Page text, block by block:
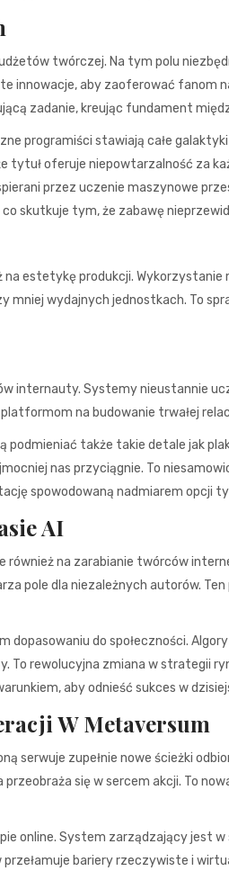
twórczej. Na tym polu
aby zaoferować fanom
zadanie, kreując fundament
programiści stawiają całe
tytuł oferuje niepowtarzalność za
przez uczenie maszynowe
skutkuje tym, że zabawę
na estetykę produkcji.
wydajnych jednostkach. To
internauty. Systemy nieustannie
na budowanie trwałej
podmieniać także takie detale jak
nas przyciągnie. To
spowodowaną nadmiarem opcji
AI
również na zarabianie twórców
pole dla niezależnych autorów.
do społeczności.
rewolucyjna zmiana w strategii
aby odnieść sukces w
W Metaversum
serwuje zupełnie nowe ścieżki
się w sercem akcji. To
online. System zarządzający jest
bariery rzeczywiste i